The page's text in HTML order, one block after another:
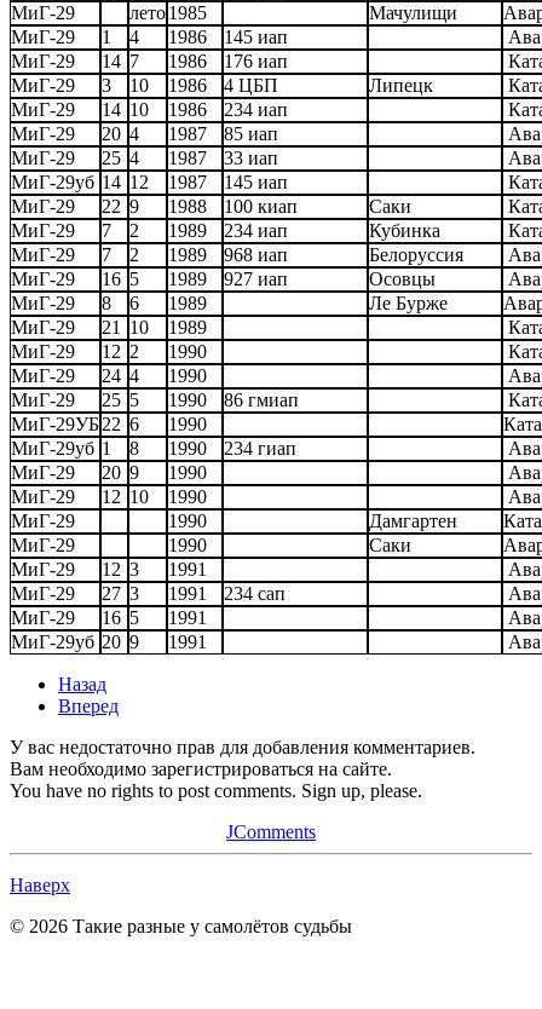
МиГ-29
лето1985 Мачулищи
МиГ-29
1 4 1986 145 иап
МиГ-29
14 7 1986 176 иап
МиГ-29
3 10 1986 4 ЦБП Липецк
МиГ-29
14 10 1986 234 иап
МиГ-29
20 4 1987 85 иап
МиГ-29
25 4 1987 33 иап
МиГ-29уб 14 12 1987 145 иап
МиГ-29
22 9 1988 100 киап Саки
МиГ-29
7 2 1989 234 иап Кубинка
МиГ-29
7 2 1989 968 иап Белоруссия
МиГ-29
16 5 1989 927 иап Осовцы
МиГ-29
8 6 1989 Ле Бурже
МиГ-29
21 10 1989
МиГ-29
12 2 1990
МиГ-29
24 4 1990
МиГ-29
25 5 1990 86 гмиап
МиГ-29УБ22 6 1990
МиГ-29уб 1 8 1990 234 гиап
МиГ-29
20 9 1990
МиГ-29
12 10 1990
МиГ-29
1990 Дамгартен
МиГ-29
1990 Саки
МиГ-29
12 3 1991
МиГ-29
27 3 1991 234 сап
МиГ-29
16 5 1991
МиГ-29уб 20 9 1991
Назад
Вперед
У вас недостаточно прав для добавления комментариев.
Вам необходимо зарегистрироваться на сайте.
You have no rights to post comments. Sign up, please.
JComments
Наверх
© 2026 Такие разные у самолётов судьбы